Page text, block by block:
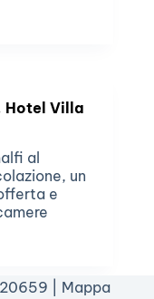
Hotel Villa
al
un
e
| Mappa